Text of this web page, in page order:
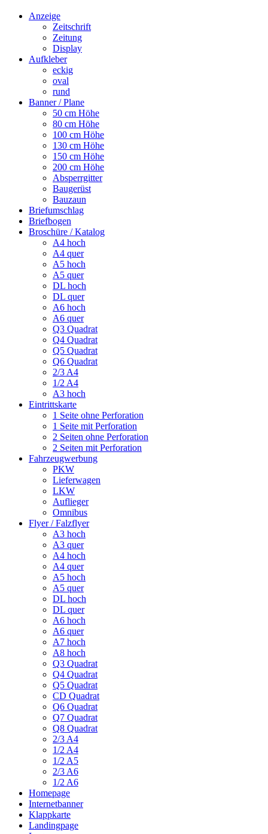
Anzeige
Zeitschrift
Zeitung
Display
Aufkleber
eckig
oval
rund
Banner / Plane
50 cm Höhe
80 cm Höhe
100 cm Höhe
130 cm Höhe
150 cm Höhe
200 cm Höhe
Absperrgitter
Baugerüst
Bauzaun
Briefumschlag
Briefbogen
Broschüre / Katalog
A4 hoch
A4 quer
A5 hoch
A5 quer
DL hoch
DL quer
A6 hoch
A6 quer
Q3 Quadrat
Q4 Quadrat
Q5 Quadrat
Q6 Quadrat
2/3 A4
1/2 A4
A3 hoch
Eintrittskarte
1 Seite ohne Perforation
1 Seite mit Perforation
2 Seiten ohne Perforation
2 Seiten mit Perforation
Fahrzeugwerbung
PKW
Lieferwagen
LKW
Auflieger
Omnibus
Flyer / Falzflyer
A3 hoch
A3 quer
A4 hoch
A4 quer
A5 hoch
A5 quer
DL hoch
DL quer
A6 hoch
A6 quer
A7 hoch
A8 hoch
Q3 Quadrat
Q4 Quadrat
Q5 Quadrat
CD Quadrat
Q6 Quadrat
Q7 Quadrat
Q8 Quadrat
2/3 A4
1/2 A4
1/2 A5
2/3 A6
1/2 A6
Homepage
Internetbanner
Klappkarte
Landingpage